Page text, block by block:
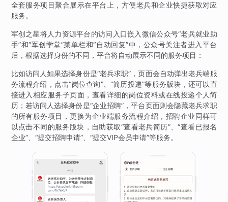
全套服务项目聚合展示在平台上，方便老兵和企业快捷获取对应
服务。
军创之星将人力资源平台的访问入口嵌入微信公众号“老兵就业助
手”和“军创学堂”菜单栏和“自动回复”中，公众号关注者进入平台
后，根据选择身份的不同，平台将自动展示不同的服务项目：
比如访问人如果选择身份是“老兵求职”，页面会自动弹出老兵端服
务流程介绍，点击“岗位查询”、“简历投递”等服务版块，还可以直
接进入相应服务子页面，查看详细的岗位资料或在线投递个人简
历；若访问人选择身份是“企业招聘”，平台页面则会隐藏老兵求职
的所有服务项目，更换为企业端服务流程介绍，招聘企业同样可
以点击不同的服务版块，自助获取“查看老兵简历”、“查看已报名
企业”、“提交招聘申请”、“提交VIP会员申请”等服务。